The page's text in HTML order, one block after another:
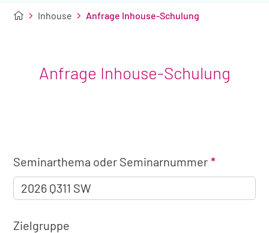
Inhouse Anfrage Inhouse-Schulung
Anfrage Inhouse-Schulung
Angaben
zum
Seminar
Seminarthema oder Seminarnummer
Zielgruppe